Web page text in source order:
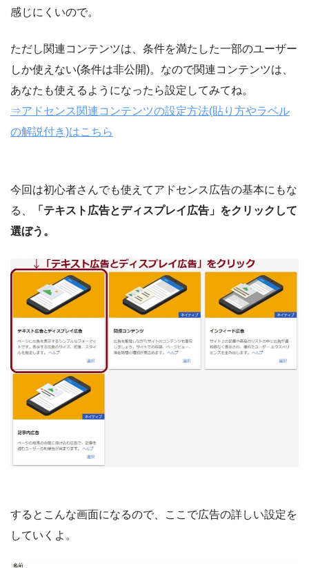
感じにくいので。
ただし関連コンテンツは、条件を満たした一部のユーザー
しか使えない(条件は非公開)。なので関連コンテンツは、
あなたも使えるようになったら設定してみてね。
⇒アドセンス関連コンテンツの設定方法(貼り方やラベル
の解説付き)はこちら
今回は初心者さんでも使えてアドセンス広告の基本にもな
る、
「テキスト広告とディスプレイ広告」をクリックして
選ぼう。
するとこんな画面になるので、ここで広告の詳しい設定を
していくよ。